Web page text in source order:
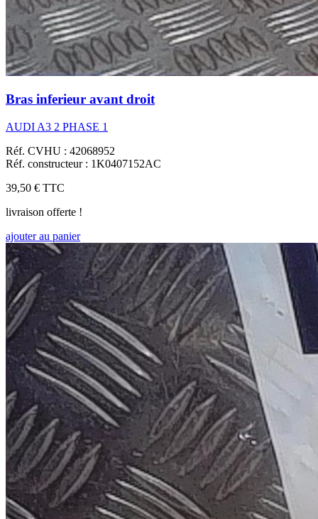
Bras inferieur avant droit
AUDI A3 2 PHASE 1
Réf. CVHU : 42068952
Réf. constructeur : 1K0407152AC
39,50 € TTC
livraison offerte !
ajouter au panier